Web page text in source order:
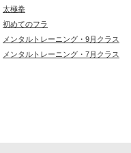
太極拳
初めてのフラ
メンタルトレーニング・9月クラス
メンタルトレーニング・7月クラス